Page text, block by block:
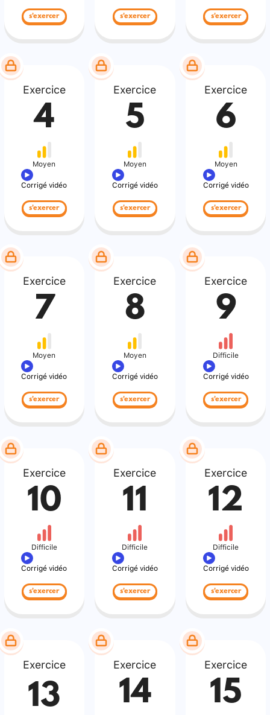
s'exercer s'exercer s'exercer
Exercice
4
Moyen
Corrigé vidéo
s'exercer
Exercice
5
Moyen
Corrigé vidéo
s'exercer
Exercice
6
Moyen
Corrigé vidéo
s'exercer
Exercice
7
Moyen
Corrigé vidéo
s'exercer
Exercice
8
Moyen
Corrigé vidéo
s'exercer
Exercice
9
Difficile
Corrigé vidéo
s'exercer
Exercice
10
Difficile
Corrigé vidéo
s'exercer
Exercice
11
Difficile
Corrigé vidéo
s'exercer
Exercice
12
Difficile
Corrigé vidéo
s'exercer
Exercice
13
Exercice
14
Exercice
15